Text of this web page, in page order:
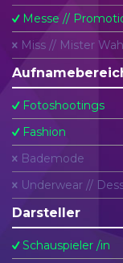
Messe //
Miss // Mister
Fotoshootings
Fashion
Bademode
Underwear //
Darsteller
Schauspieler /in